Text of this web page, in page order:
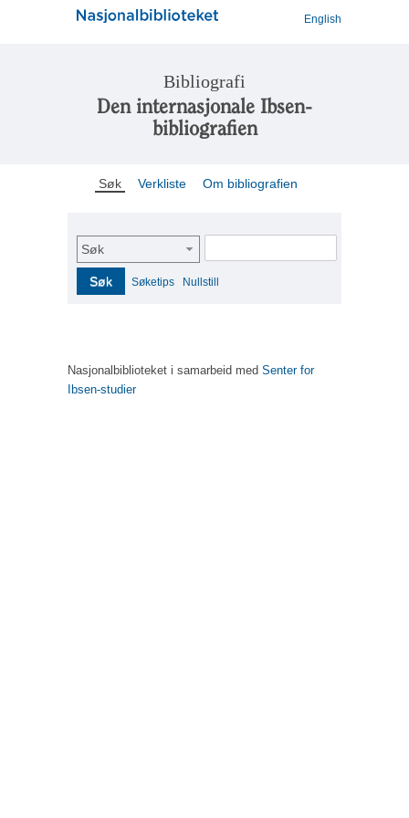
English
Bibliografi
Den internasjonale Ibsen-
bibliografien
Søk Verkliste Om bibliografien
Søk
Søk Søketips Nullstill
Nasjonalbiblioteket i samarbeid med Senter for
Ibsen-studier